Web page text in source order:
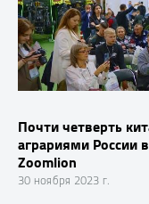
Почти четверть
аграриями России
Zoomlion
30 ноября 2023 г.